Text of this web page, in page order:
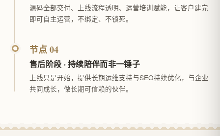
源码全部交付、上线流程透明、运营培训赋能，让客户建完
即可自主运营，不绑定、不锁死。
节点 04
售后阶段 · 持续陪伴而非一锤子
上线只是开始，提供长期运维支持与SEO持续优化，与企业
共同成长，做长期可信赖的伙伴。